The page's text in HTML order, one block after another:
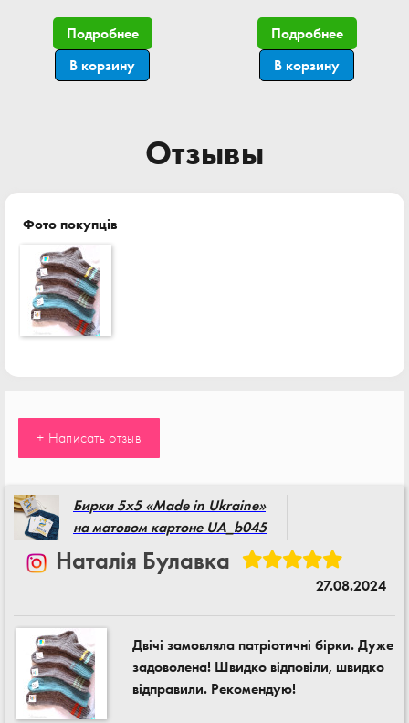
Подробнее
В корзину
Подробнее
В корзину
Отзывы
Фото покупців
+ Написать отзыв
Бирки 5x5 «Made in Ukraine»
на матовом картоне UA_b045
Наталія Булавка
27.08.2024
Двічі замовляла патріотичні бірки. Дуже
задоволена! Швидко відповіли, швидко
відправили. Рекомендую!